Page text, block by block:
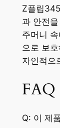
Z플립
과 안전
주머니
으로 보
자인적으
FAQ
Q: 이 제